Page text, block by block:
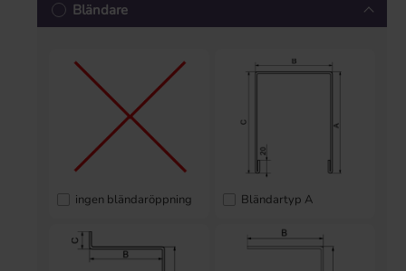
Bländare
ingen bländaröppning Bländartyp A